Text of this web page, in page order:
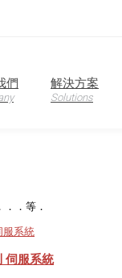
們 解決方案
Solutions
．等．
伺服系統